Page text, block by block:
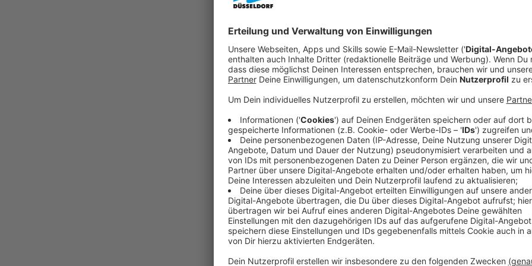
Comedy
Der Kitchen Club by Nelson
Dorade"
Anzeige
Das Rezept: "Geräucherte Dorade mit Cous
Anzeige
Für die geräucherte Dorade:
2 Doradenfilets